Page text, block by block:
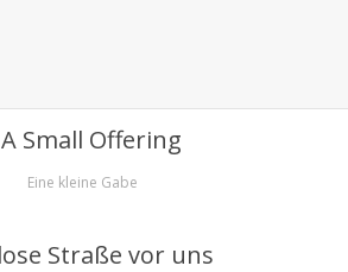
Eine kleine Gabe
Straße vor uns